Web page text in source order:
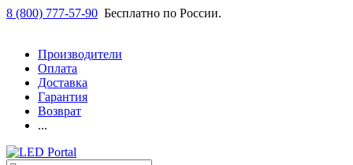
8 (800) 777-57-90 Бесплатно по России.
Производители
Оплата
Доставка
Гарантия
Возврат
...